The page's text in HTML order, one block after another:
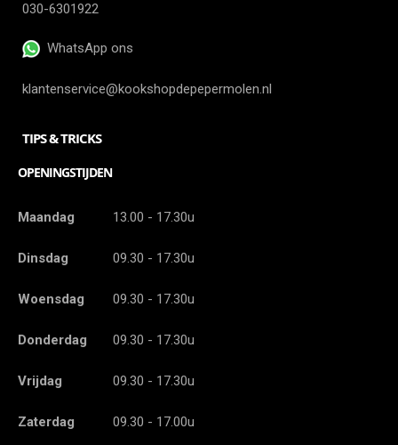
030-6301922
WhatsApp ons
klantenservice@kookshopdepepermolen.nl
TIPS & TRICKS
OPENINGSTIJDEN
Maandag 13.00 - 17.30u
Dinsdag 09.30 - 17.30u
Woensdag 09.30 - 17.30u
Donderdag 09.30 - 17.30u
Vrijdag 09.30 - 17.30u
Zaterdag 09.30 - 17.00u